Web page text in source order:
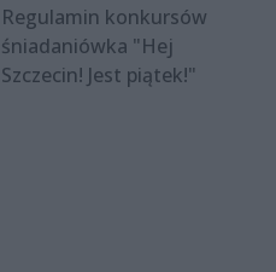
Regulamin konkursów
śniadaniówka "Hej
Szczecin! Jest piątek!"